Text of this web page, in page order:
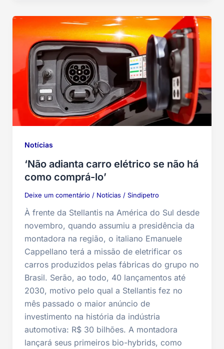
Notícias
‘Não adianta carro elétrico se não há
como comprá-lo’
Deixe um comentário / Notícias/ Sindipetro
À frente da Stellantis na América do Sul desde
novembro, quando assumiu a presidência da
montadora na região, o italiano Emanuele
Cappellano terá a missão de eletrificar os
carros produzidos pelas fábricas do grupo no
Brasil. Serão, ao todo, 40 lançamentos até
2030, motivo pelo qual a Stellantis fez no
mês passado o maior anúncio de
investimento na história da indústria
automotiva: R$ 30 bilhões. A montadora
lançará seus primeiros bio-hybrids, como